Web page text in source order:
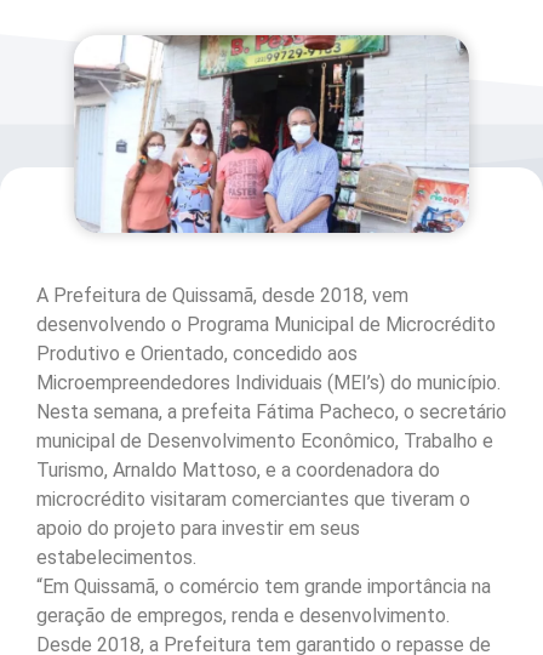
A Prefeitura de Quissamã, desde 2018, vem
desenvolvendo o Programa Municipal de Microcrédito
Produtivo e Orientado, concedido aos
Microempreendedores Individuais (MEI’s) do município.
Nesta semana, a prefeita Fátima Pacheco, o secretário
municipal de Desenvolvimento Econômico, Trabalho e
Turismo, Arnaldo Mattoso, e a coordenadora do
microcrédito visitaram comerciantes que tiveram o
apoio do projeto para investir em seus
estabelecimentos.
“Em Quissamã, o comércio tem grande importância na
geração de empregos, renda e desenvolvimento.
Desde 2018, a Prefeitura tem garantido o repasse de